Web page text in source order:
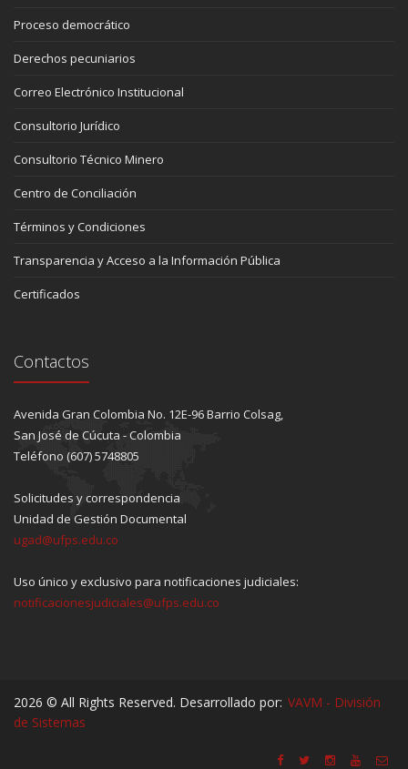
Proceso democrático
Derechos pecuniarios
Correo Electrónico Institucional
Consultorio Jurídico
Consultorio Técnico Minero
Centro de Conciliación
Términos y Condiciones
Transparencia y Acceso a la Información Pública
Certificados
Contactos
Avenida Gran Colombia No. 12E-96 Barrio Colsag,
San José de Cúcuta - Colombia
Teléfono (607) 5748805
Solicitudes y correspondencia
Unidad de Gestión Documental
ugad@ufps.edu.co
Uso único y exclusivo para notificaciones judiciales:
notificacionesjudiciales@ufps.edu.co
2026 © All Rights Reserved. Desarrollado por: VAVM - División
de Sistemas